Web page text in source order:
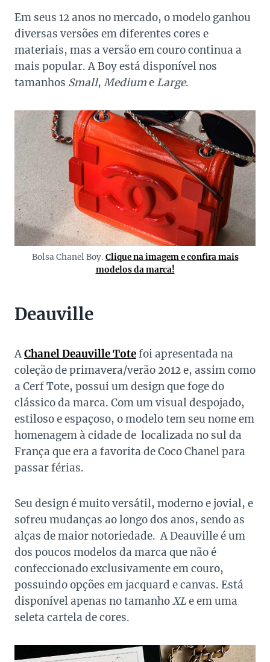
Em seus 12 anos no mercado, o modelo ganhou
diversas versões em diferentes cores e
materiais, mas a versão em couro continua a
mais popular. A Boy está disponível nos
tamanhos Small, Mediume Large.
Bolsa Chanel Boy. Clique na imagem e confira mais
modelos da marca!
Deauville
AChanel Deauville Totefoi apresentada na
coleção de primavera/verão 2012 e, assim como
a Cerf Tote, possui um design que foge do
clássico da marca. Com um visual despojado,
estiloso e espaçoso, o modelo tem seu nome em
homenagem à cidade de localizada no sul da
França que era a favorita de Coco Chanel para
passar férias.
Seu design é muito versátil, moderno e jovial, e
sofreu mudanças ao longo dos anos, sendo as
alças de maior notoriedade. A Deauville é um
dos poucos modelos da marca que não é
confeccionado exclusivamente em couro,
possuindo opções em jacquard e canvas. Está
disponível apenas no tamanhoXLe em uma
seleta cartela de cores.